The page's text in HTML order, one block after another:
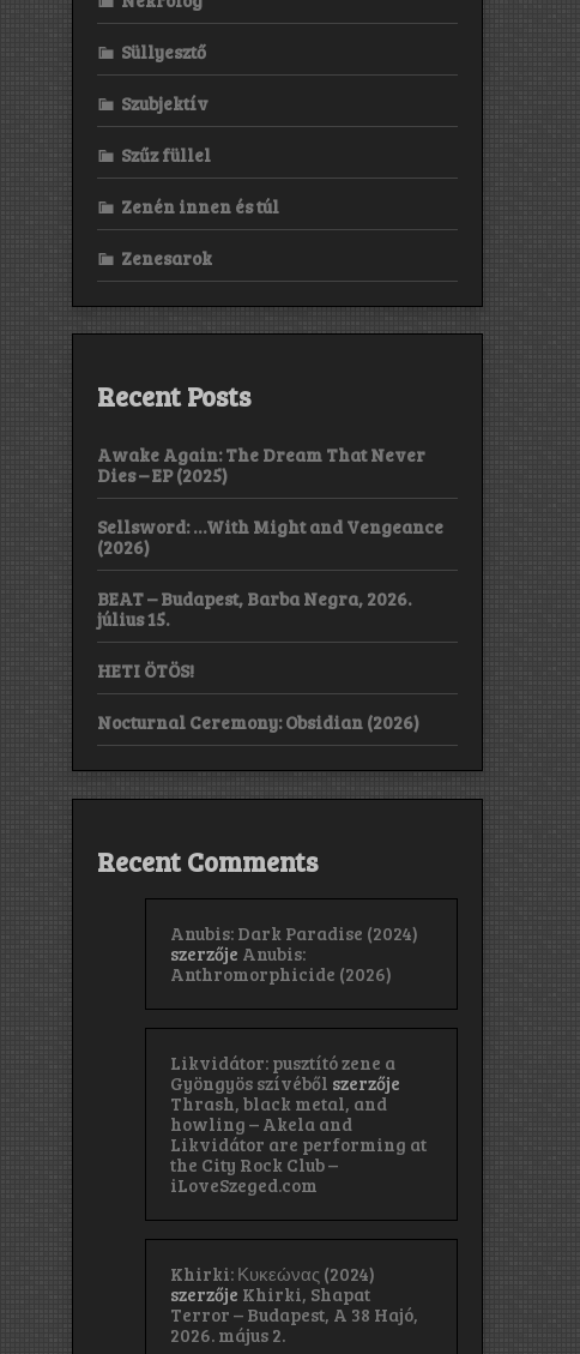
Süllyesztő
Szubjektív
Szűz füllel
Zenén innen és túl
Zenesarok
Recent Posts
Awake Again: The Dream That Never
Dies – EP (2025)
Sellsword: …With Might and Vengeance
(2026)
BEAT – Budapest, Barba Negra, 2026.
július 15.
HETI ÖTÖS!
Nocturnal Ceremony: Obsidian (2026)
Recent Comments
Anubis: Dark Paradise (2024)
szerzője Anubis:
Anthromorphicide (2026)
Likvidátor: pusztító zene a
Gyöngyös szívéből szerzője
Thrash, black metal, and
howling – Akela and
Likvidátor are performing at
the City Rock Club –
iLoveSzeged.com
Khirki: Κ​υ​κ​ε​ώ​ν​α​ς (2024)
szerzője Khirki, Shapat
Terror – Budapest, A 38 Hajó,
2026. május 2.